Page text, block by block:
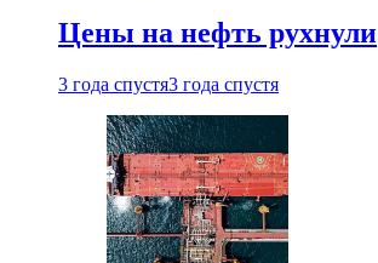
Цены на нефть рухнули
3 года спустя3 года спустя